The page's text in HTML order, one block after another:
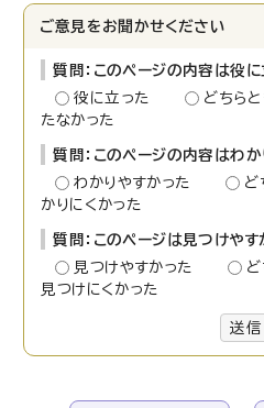
ご意見をお聞かせください
質問：このページの内容は役
役に立った
どちら
たなかった
質問：このページの内容はわ
わかりやすかった
ど
かりにくかった
質問：このページは見つけや
見つけやすかった
見つけにくかった
送信